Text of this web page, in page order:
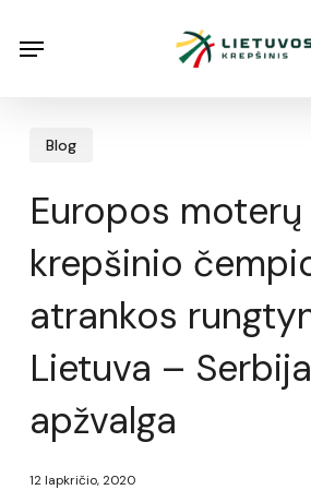
Menu
Blog
Europos moterų
krepšinio
atrankos
Lietuva – Serbija
apžvalga
12 lapkričio, 2020